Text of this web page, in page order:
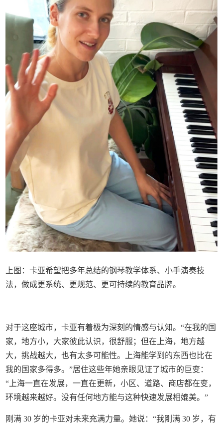
上图：卡亚希望把多年总结的钢琴教学体系、小手演奏技
法，做成更系统、更规范、更可持续的教育品牌。
对于这座城市，卡亚有着极为深刻的情感与认知。“在我的国
家，地方小，大家彼此认识，很舒服；但在上海，地方越
大，挑战越大，也有太多可能性。上海能学到的东西也比在
我的国家多得多。”居住这些年她亲眼见证了城市的巨变：
“上海一直在发展，一直在更新，小区、道路、商店都在变，
环境越来越好。没有任何地方能与这种快速发展相媲美。”
刚满 30 岁的卡亚对未来充满力量。她说：“我刚满 30 岁，有